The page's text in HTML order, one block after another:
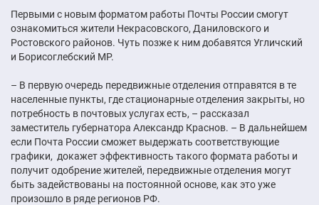
Первыми с новым форматом работы Почты России смогут
ознакомиться жители Некрасовского, Даниловского и
Ростовского районов. Чуть позже к ним добавятся Угличский
и Борисоглебский МР.
– В первую очередь передвижные отделения отправятся в те
населенные пункты, где стационарные отделения закрыты, но
потребность в почтовых услугах есть, – рассказал
заместитель губернатора Александр Краснов. – В дальнейшем
если Почта России сможет выдержать соответствующие
графики, докажет эффективность такого формата работы и
получит одобрение жителей, передвижные отделения могут
быть задействованы на постоянной основе, как это уже
произошло в ряде регионов РФ.